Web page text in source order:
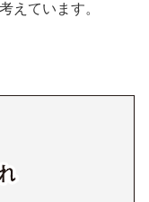
えています。